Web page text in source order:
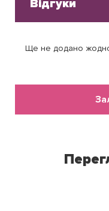
Відгуки
Ще не додано